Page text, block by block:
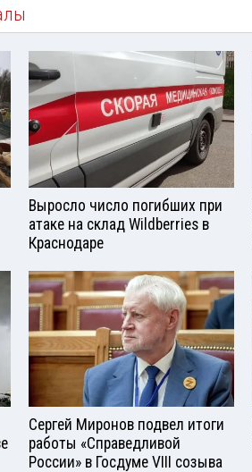
Выросло число погибших при
атаке на склад Wildberries в
Краснодаре
Сергей Миронов подвел итоги
работы «Справедливой
России» в Госдуме VIII созыва